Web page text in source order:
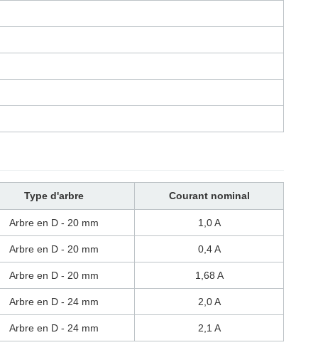
Type d'arbre Courant nominal
Arbre en D - 20 mm 1,0 A
Arbre en D - 20 mm 0,4 A
Arbre en D - 20 mm 1,68 A
Arbre en D - 24 mm 2,0 A
Arbre en D - 24 mm 2,1 A